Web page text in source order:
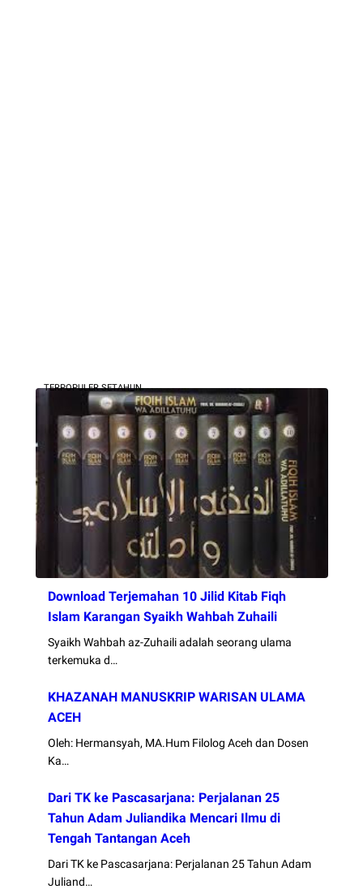
TERPOPULER SETAHUN
Download Terjemahan 10 Jilid Kitab Fiqh
Islam Karangan Syaikh Wahbah Zuhaili
Syaikh Wahbah az-Zuhaili adalah seorang ulama
terkemuka d…
KHAZANAH MANUSKRIP WARISAN ULAMA
ACEH
Oleh: Hermansyah, MA.Hum Filolog Aceh dan Dosen
Ka…
Dari TK ke Pascasarjana: Perjalanan 25
Tahun Adam Juliandika Mencari Ilmu di
Tengah Tantangan Aceh
Dari TK ke Pascasarjana: Perjalanan 25 Tahun Adam
Juliand…